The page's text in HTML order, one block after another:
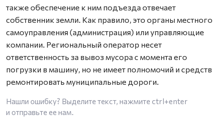
также обеспечение к ним подъезда отвечает
собственник земли. Как правило, это органы местного
самоуправления (администрация) или управляющие
компании. Региональный оператор несет
ответственность за вывоз мусора с момента его
погрузки в машину, но не имеет полномочий и средств
ремонтировать муниципальные дороги.
Нашли ошибку? Выделите текст, нажмите ctrl+enter
и отправьте ее нам.